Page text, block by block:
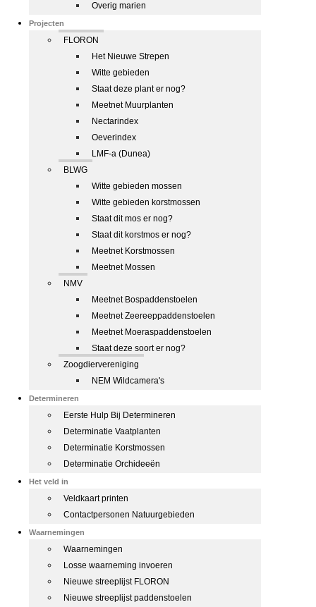
Overig marien
Projecten
FLORON
Het Nieuwe Strepen
Witte gebieden
Staat deze plant er nog?
Meetnet Muurplanten
Nectarindex
Oeverindex
LMF-a (Dunea)
BLWG
Witte gebieden mossen
Witte gebieden korstmossen
Staat dit mos er nog?
Staat dit korstmos er nog?
Meetnet Korstmossen
Meetnet Mossen
NMV
Meetnet Bospaddenstoelen
Meetnet Zeereeppaddenstoelen
Meetnet Moeraspaddenstoelen
Staat deze soort er nog?
Zoogdiervereniging
NEM Wildcamera's
Determineren
Eerste Hulp Bij Determineren
Determinatie Vaatplanten
Determinatie Korstmossen
Determinatie Orchideeën
Het veld in
Veldkaart printen
Contactpersonen Natuurgebieden
Waarnemingen
Waarnemingen
Losse waarneming invoeren
Nieuwe streeplijst FLORON
Nieuwe streeplijst paddenstoelen